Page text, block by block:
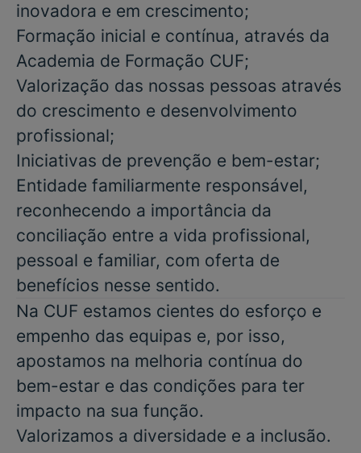
inovadora e em crescimento;
Formação inicial e contínua, através da
Academia de Formação CUF;
Valorização das nossas pessoas através
do crescimento e desenvolvimento
profissional;
Iniciativas de prevenção e bem-estar;
Entidade familiarmente responsável,
reconhecendo a importância da
conciliação entre a vida profissional,
pessoal e familiar, com oferta de
benefícios nesse sentido.
Na CUF estamos cientes do esforço e
empenho das equipas e, por isso,
apostamos na melhoria contínua do
bem-estar e das condições para ter
impacto na sua função.
Valorizamos a diversidade e a inclusão.